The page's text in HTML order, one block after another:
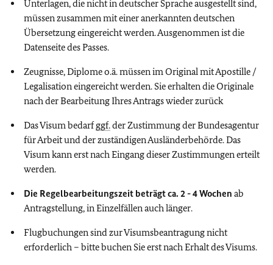
Unterlagen, die nicht in deutscher Sprache ausgestellt sind,
müssen zusammen mit einer anerkannten deutschen
Übersetzung eingereicht werden. Ausgenommen ist die
Datenseite des Passes.
Zeugnisse, Diplome o.ä. müssen im Original mit Apostille /
Legalisation eingereicht werden. Sie erhalten die Originale
nach der Bearbeitung Ihres Antrags wieder zurück
Das Visum bedarfggf.der Zustimmungder Bundesagentur
für Arbeit und der zuständigen Ausländerbehörde. Das
Visum kann erst nach Eingang dieser Zustimmungen erteilt
werden.
Die Regelbearbeitungszeit beträgt ca. 2 - 4 Wochen ab
Antragstellung, in Einzelfällen auch länger.
Flugbuchungen sind zur Visumsbeantragung nicht
erforderlich – bitte buchen Sie erst nach Erhalt des Visums.